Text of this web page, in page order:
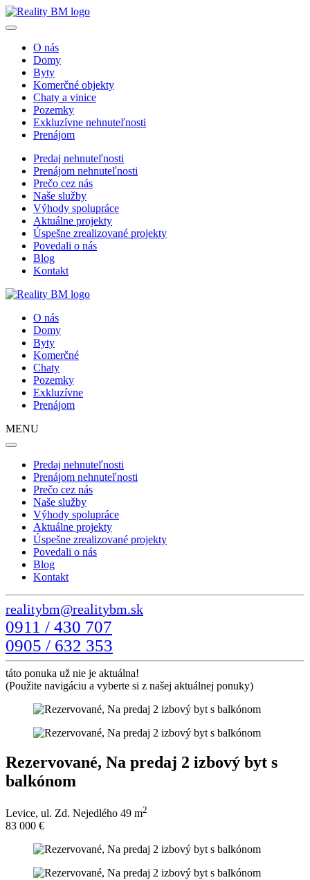
O nás
Domy
Byty
Komerčné objekty
Chaty a vinice
Pozemky
Exkluzívne nehnuteľnosti
Prenájom
Predaj nehnuteľnosti
Prenájom nehnuteľnosti
Prečo cez nás
Naše služby
Výhody spolupráce
Aktuálne projekty
Úspešne zrealizované projekty
Povedali o nás
Blog
Kontakt
O nás
Domy
Byty
Komerčné
Chaty
Pozemky
Exkluzívne
Prenájom
MENU
Predaj nehnuteľnosti
Prenájom nehnuteľnosti
Prečo cez nás
Naše služby
Výhody spolupráce
Aktuálne projekty
Úspešne zrealizované projekty
Povedali o nás
Blog
Kontakt
0911 / 430 707
0905 / 632 353
táto ponuka už nie je aktuálna!
(Použite navigáciu a vyberte si z našej aktuálnej ponuky)
Rezervované, Na predaj 2 izbový byt s
balkónom
Levice, ul. Zd. Nejedlého 49 m2
83 000 €